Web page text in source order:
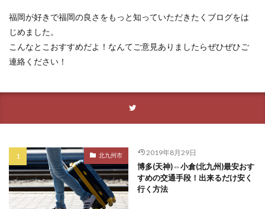
福岡が好きで福岡の良さをもっと知っていただきたくブログをは
じめました。
こんなとこおすすめだよ！なんてご意見ありましたらぜひぜひご
連絡ください！
北九州市 2019年8月29日
博多(天神)⇔小倉(北九州)最安おす
すめの交通手段！出来るだけ安く
行く方法